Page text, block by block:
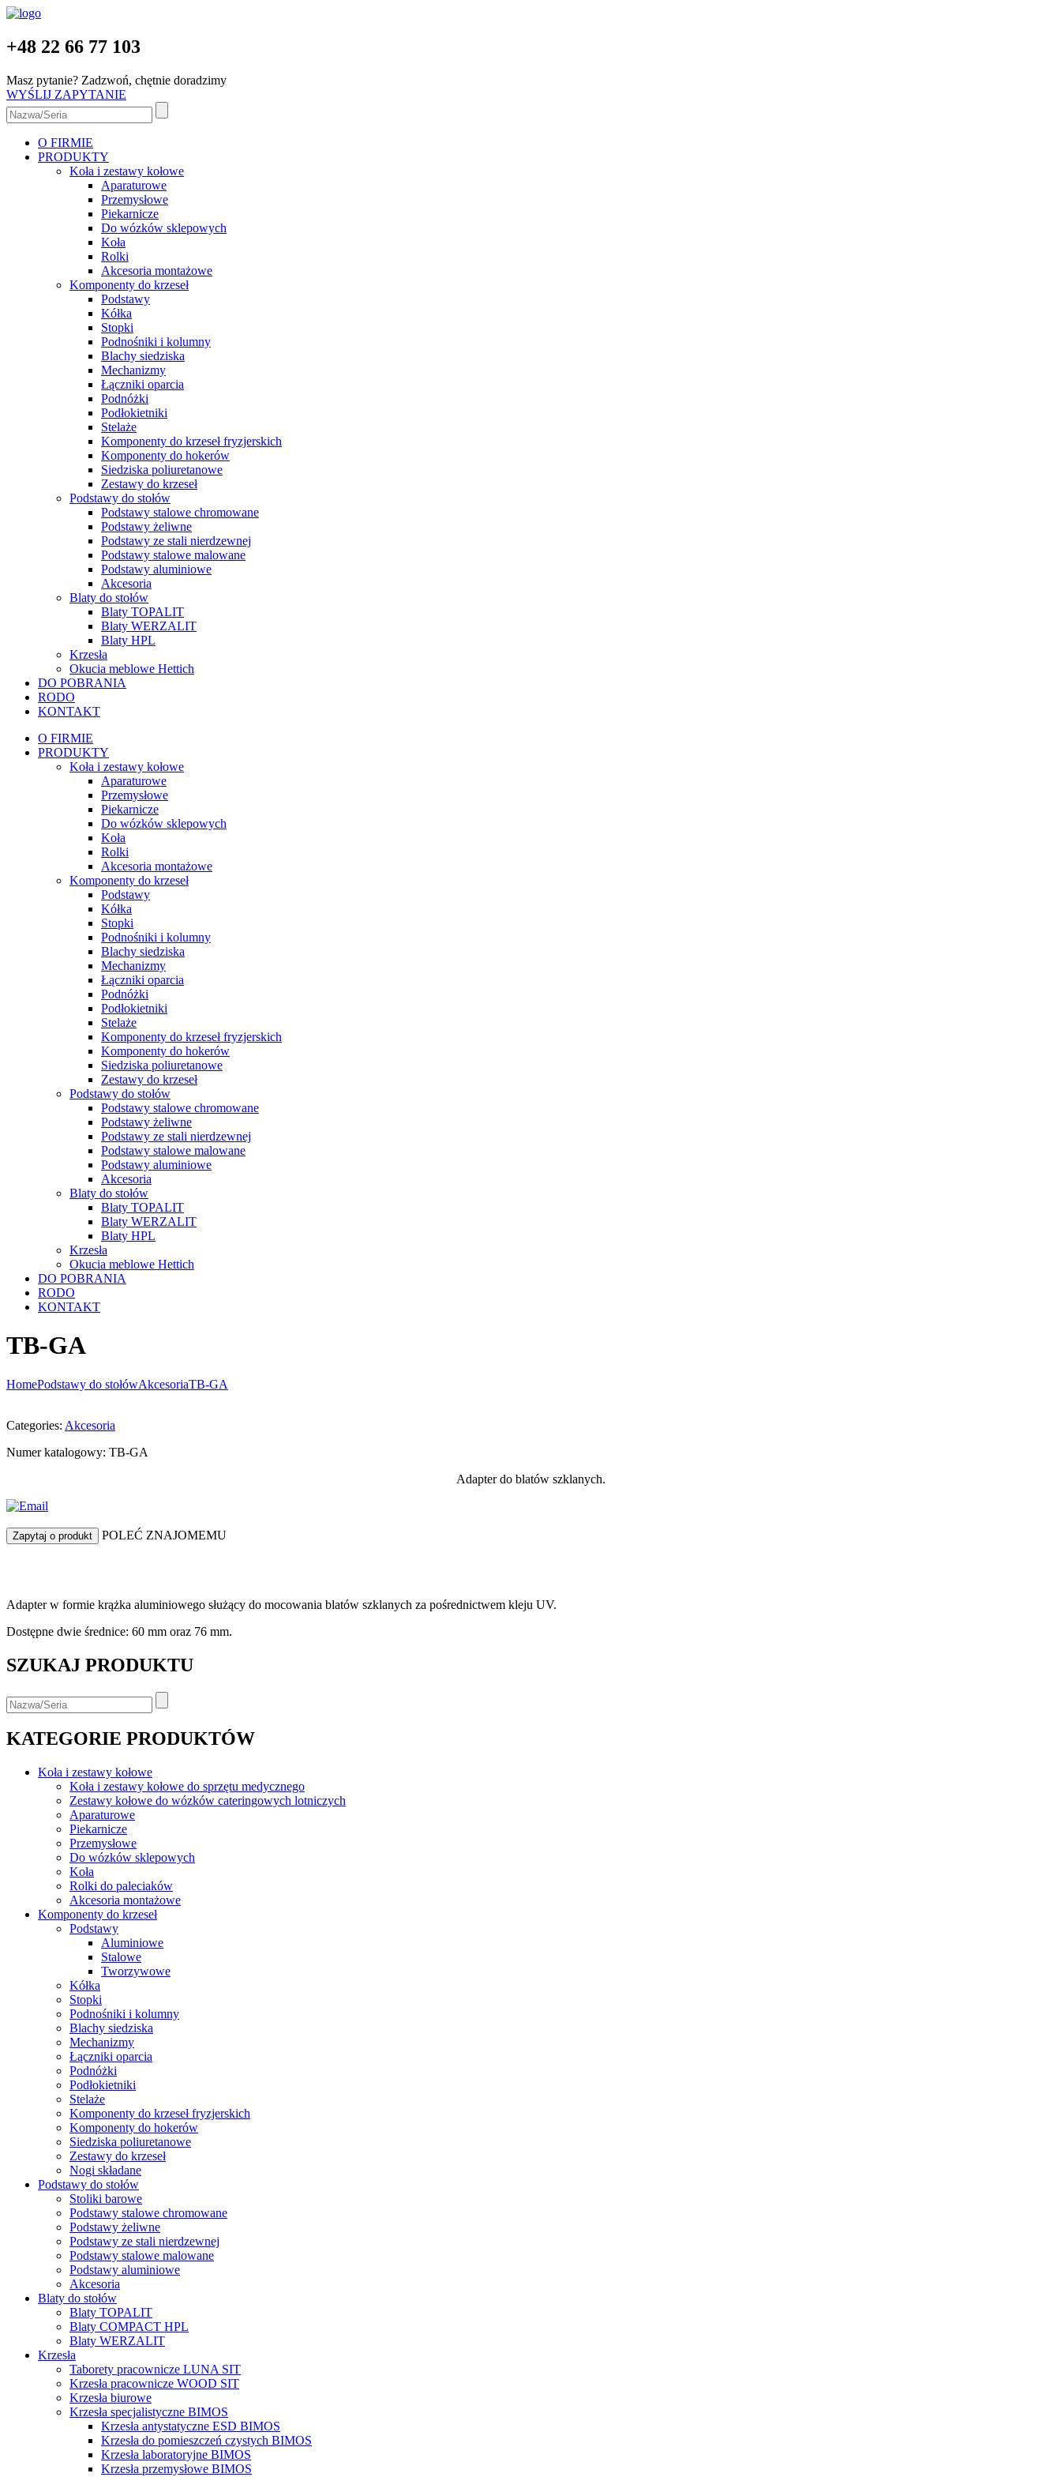
+48 22 66 77 103
Masz pytanie? Zadzwoń, chętnie doradzimy
WYŚLIJ ZAPYTANIE
O FIRMIE
PRODUKTY
Koła i zestawy kołowe
Aparaturowe
Przemysłowe
Piekarnicze
Do wózków sklepowych
Koła
Rolki
Akcesoria montażowe
Komponenty do krzeseł
Podstawy
Kółka
Stopki
Podnośniki i kolumny
Blachy siedziska
Mechanizmy
Łączniki oparcia
Podnóżki
Podłokietniki
Stelaże
Komponenty do krzeseł fryzjerskich
Komponenty do hokerów
Siedziska poliuretanowe
Zestawy do krzeseł
Podstawy do stołów
Podstawy stalowe chromowane
Podstawy żeliwne
Podstawy ze stali nierdzewnej
Podstawy stalowe malowane
Podstawy aluminiowe
Akcesoria
Blaty do stołów
Blaty TOPALIT
Blaty WERZALIT
Blaty HPL
Krzesła
Okucia meblowe Hettich
DO POBRANIA
RODO
KONTAKT
O FIRMIE
PRODUKTY
Koła i zestawy kołowe
Aparaturowe
Przemysłowe
Piekarnicze
Do wózków sklepowych
Koła
Rolki
Akcesoria montażowe
Komponenty do krzeseł
Podstawy
Kółka
Stopki
Podnośniki i kolumny
Blachy siedziska
Mechanizmy
Łączniki oparcia
Podnóżki
Podłokietniki
Stelaże
Komponenty do krzeseł fryzjerskich
Komponenty do hokerów
Siedziska poliuretanowe
Zestawy do krzeseł
Podstawy do stołów
Podstawy stalowe chromowane
Podstawy żeliwne
Podstawy ze stali nierdzewnej
Podstawy stalowe malowane
Podstawy aluminiowe
Akcesoria
Blaty do stołów
Blaty TOPALIT
Blaty WERZALIT
Blaty HPL
Krzesła
Okucia meblowe Hettich
DO POBRANIA
RODO
KONTAKT
TB-GA
HomePodstawy do stołówAkcesoriaTB-GA
Categories: Akcesoria
Numer katalogowy: TB-GA
Adapter do blatów szklanych.
Zapytaj o produkt POLEĆ ZNAJOMEMU
Adapter w formie krążka aluminiowego służący do mocowania blatów szklanych za pośrednictwem kleju UV.
Dostępne dwie średnice: 60 mm oraz 76 mm.
SZUKAJ PRODUKTU
KATEGORIE PRODUKTÓW
Koła i zestawy kołowe
Koła i zestawy kołowe do sprzętu medycznego
Zestawy kołowe do wózków cateringowych lotniczych
Aparaturowe
Piekarnicze
Przemysłowe
Do wózków sklepowych
Koła
Rolki do paleciaków
Akcesoria montażowe
Komponenty do krzeseł
Podstawy
Aluminiowe
Stalowe
Tworzywowe
Kółka
Stopki
Podnośniki i kolumny
Blachy siedziska
Mechanizmy
Łączniki oparcia
Podnóżki
Podłokietniki
Stelaże
Komponenty do krzeseł fryzjerskich
Komponenty do hokerów
Siedziska poliuretanowe
Zestawy do krzeseł
Nogi składane
Podstawy do stołów
Stoliki barowe
Podstawy stalowe chromowane
Podstawy żeliwne
Podstawy ze stali nierdzewnej
Podstawy stalowe malowane
Podstawy aluminiowe
Akcesoria
Blaty do stołów
Blaty TOPALIT
Blaty COMPACT HPL
Blaty WERZALIT
Krzesła
Taborety pracownicze LUNA SIT
Krzesła pracownicze WOOD SIT
Krzesła biurowe
Krzesła specjalistyczne BIMOS
Krzesła antystatyczne ESD BIMOS
Krzesła do pomieszczeń czystych BIMOS
Krzesła laboratoryjne BIMOS
Krzesła przemysłowe BIMOS